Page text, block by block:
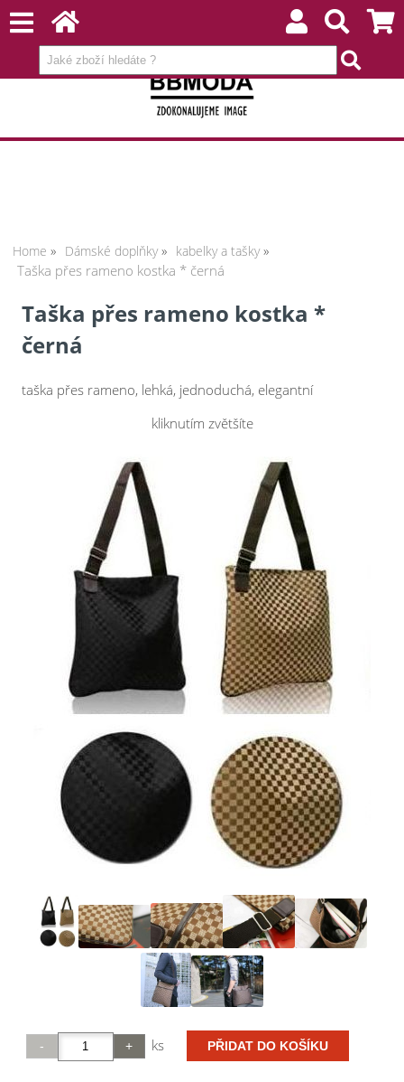
Home Dámské doplňky kabelky a tašky
Taška přes rameno kostka * černá
Taška přes rameno kostka *
černá
taška přes rameno, lehká, jednoduchá, elegantní
kliknutím zvětšíte
ks